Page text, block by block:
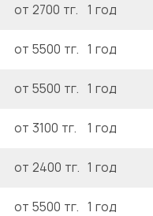
от 2700 тг. 1 год
от 5500 тг. 1 год
от 5500 тг. 1 год
от 3100 тг. 1 год
от 2400 тг. 1 год
от 5500 тг. 1 год